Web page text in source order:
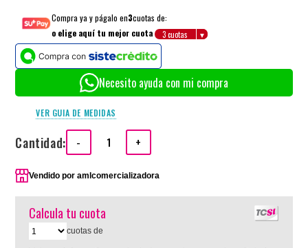
Compra ya y págalo en3cuotas de:
o elige aquí tu mejor cuota
Necesito ayuda con mi compra
VER GUIA DE MEDIDAS
Cantidad: - +
Vendido poramlcomercializadora
Calcula tu cuota
cuotas de